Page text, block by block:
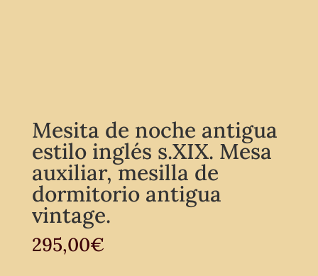
Mesita de noche antigua
estilo inglés s.XIX. Mesa
auxiliar, mesilla de
dormitorio antigua
vintage.
295,00€